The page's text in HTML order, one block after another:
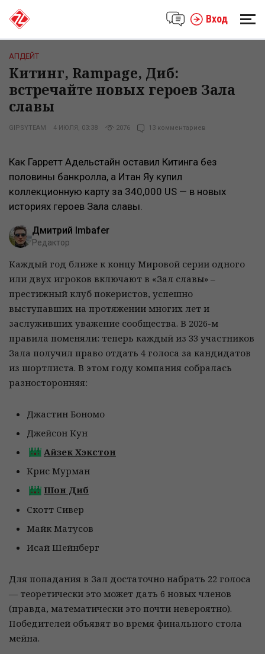
Вход
АПДЕЙТ
Китинг, Rampage, Диб:
встречайте новых героев Зала
славы
GIPSYTEAM 4 ИЮЛЯ, 03:38 2076 13 комментариев
Как Гарретт Адельстайн оставил Китинга без
половины банкролла, а Итан Яу купил
коллекционную карту за 340,000 US — в новых
историях героев Зала славы.
Дмитрий Imbafer
Редактор
Каждый год ближе к концу Мировой серии одного
или двух игроков включают в «Зал славы» –
престижный клуб покеристов, успешно
выступавших на протяжении многих лет и
заслуживших уважение сообщества. В 2026-м
правила поменяли: теперь каждый из 33 участников
Зала получил право отдать 4 голоса за кандидатов
из шортлиста. В этом году компания собралась
разносторонняя:
Джастин Бономо
Джейсон Кун
Айзек Хэкстон
Крис Мурман
Шон Диб
Скотт Сивер
Майк Матусов
Исай Шейнберг
Для попадания в Зал достаточно набрать 22 голоса
— теоретически это может дать 6 новых членов
(правда, математически это почти невероятно).
Победителей объявят во время финального стола
мейна.